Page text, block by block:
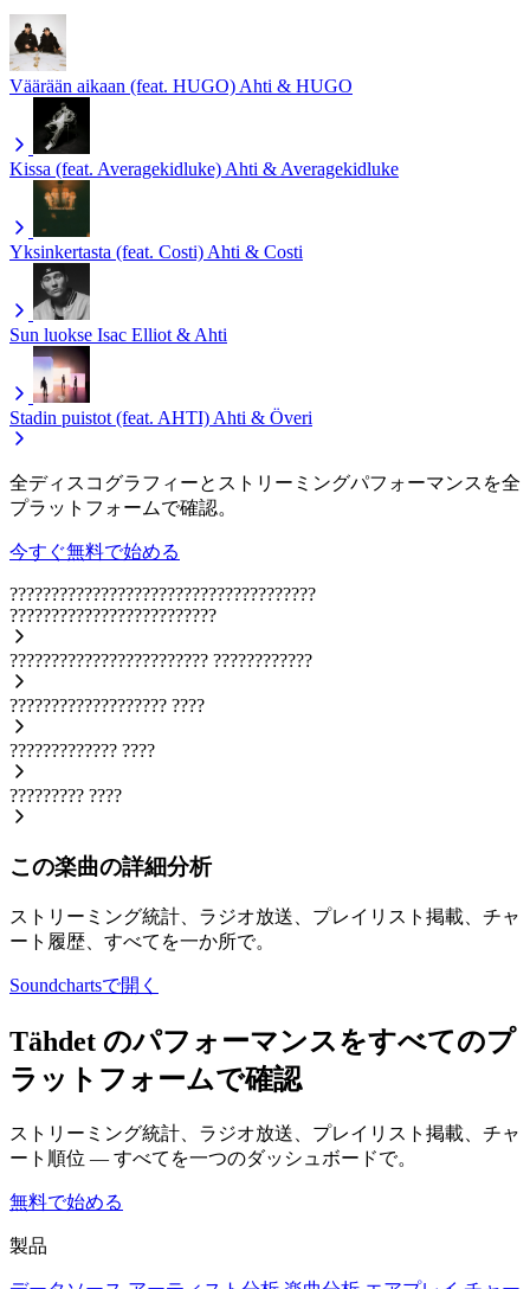
Väärään aikaan (feat. HUGO) Ahti & HUGO
Kissa (feat. Averagekidluke) Ahti & Averagekidluke
Yksinkertasta (feat. Costi) Ahti & Costi
Sun luokse Isac Elliot & Ahti
Stadin puistot (feat. AHTI) Ahti & Överi
全ディスコグラフィーとストリーミングパフォーマンスを全
プラットフォームで確認。
今すぐ無料で始める
?????????????????????????????????????
?????????????????????????
???????????????????????? ????????????
??????????????????? ????
????????????? ????
????????? ????
この楽曲の詳細分析
ストリーミング統計、ラジオ放送、プレイリスト掲載、チャ
ート履歴、すべてを一か所で。
Soundchartsで開く
Tähdet のパフォーマンスをすべてのプ
ラットフォームで確認
ストリーミング統計、ラジオ放送、プレイリスト掲載、チャ
ート順位 — すべてを一つのダッシュボードで。
無料で始める
製品